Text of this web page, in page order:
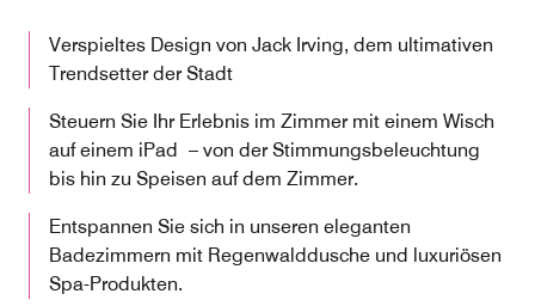
Verspieltes Design von Jack Irving, dem ultimativen
Trendsetter der Stadt
Steuern Sie Ihr Erlebnis im Zimmer mit einem Wisch
auf einem iPad – von der Stimmungsbeleuchtung
bis hin zu Speisen auf dem Zimmer.
Entspannen Sie sich in unseren eleganten
Badezimmern mit Regenwalddusche und luxuriösen
Spa-Produkten.